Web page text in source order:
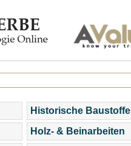
Historische Baustoffe
Holz- & Beinarbeiten